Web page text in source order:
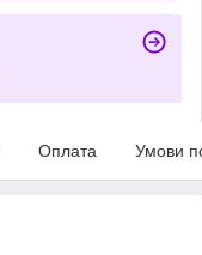
Оплата Умови